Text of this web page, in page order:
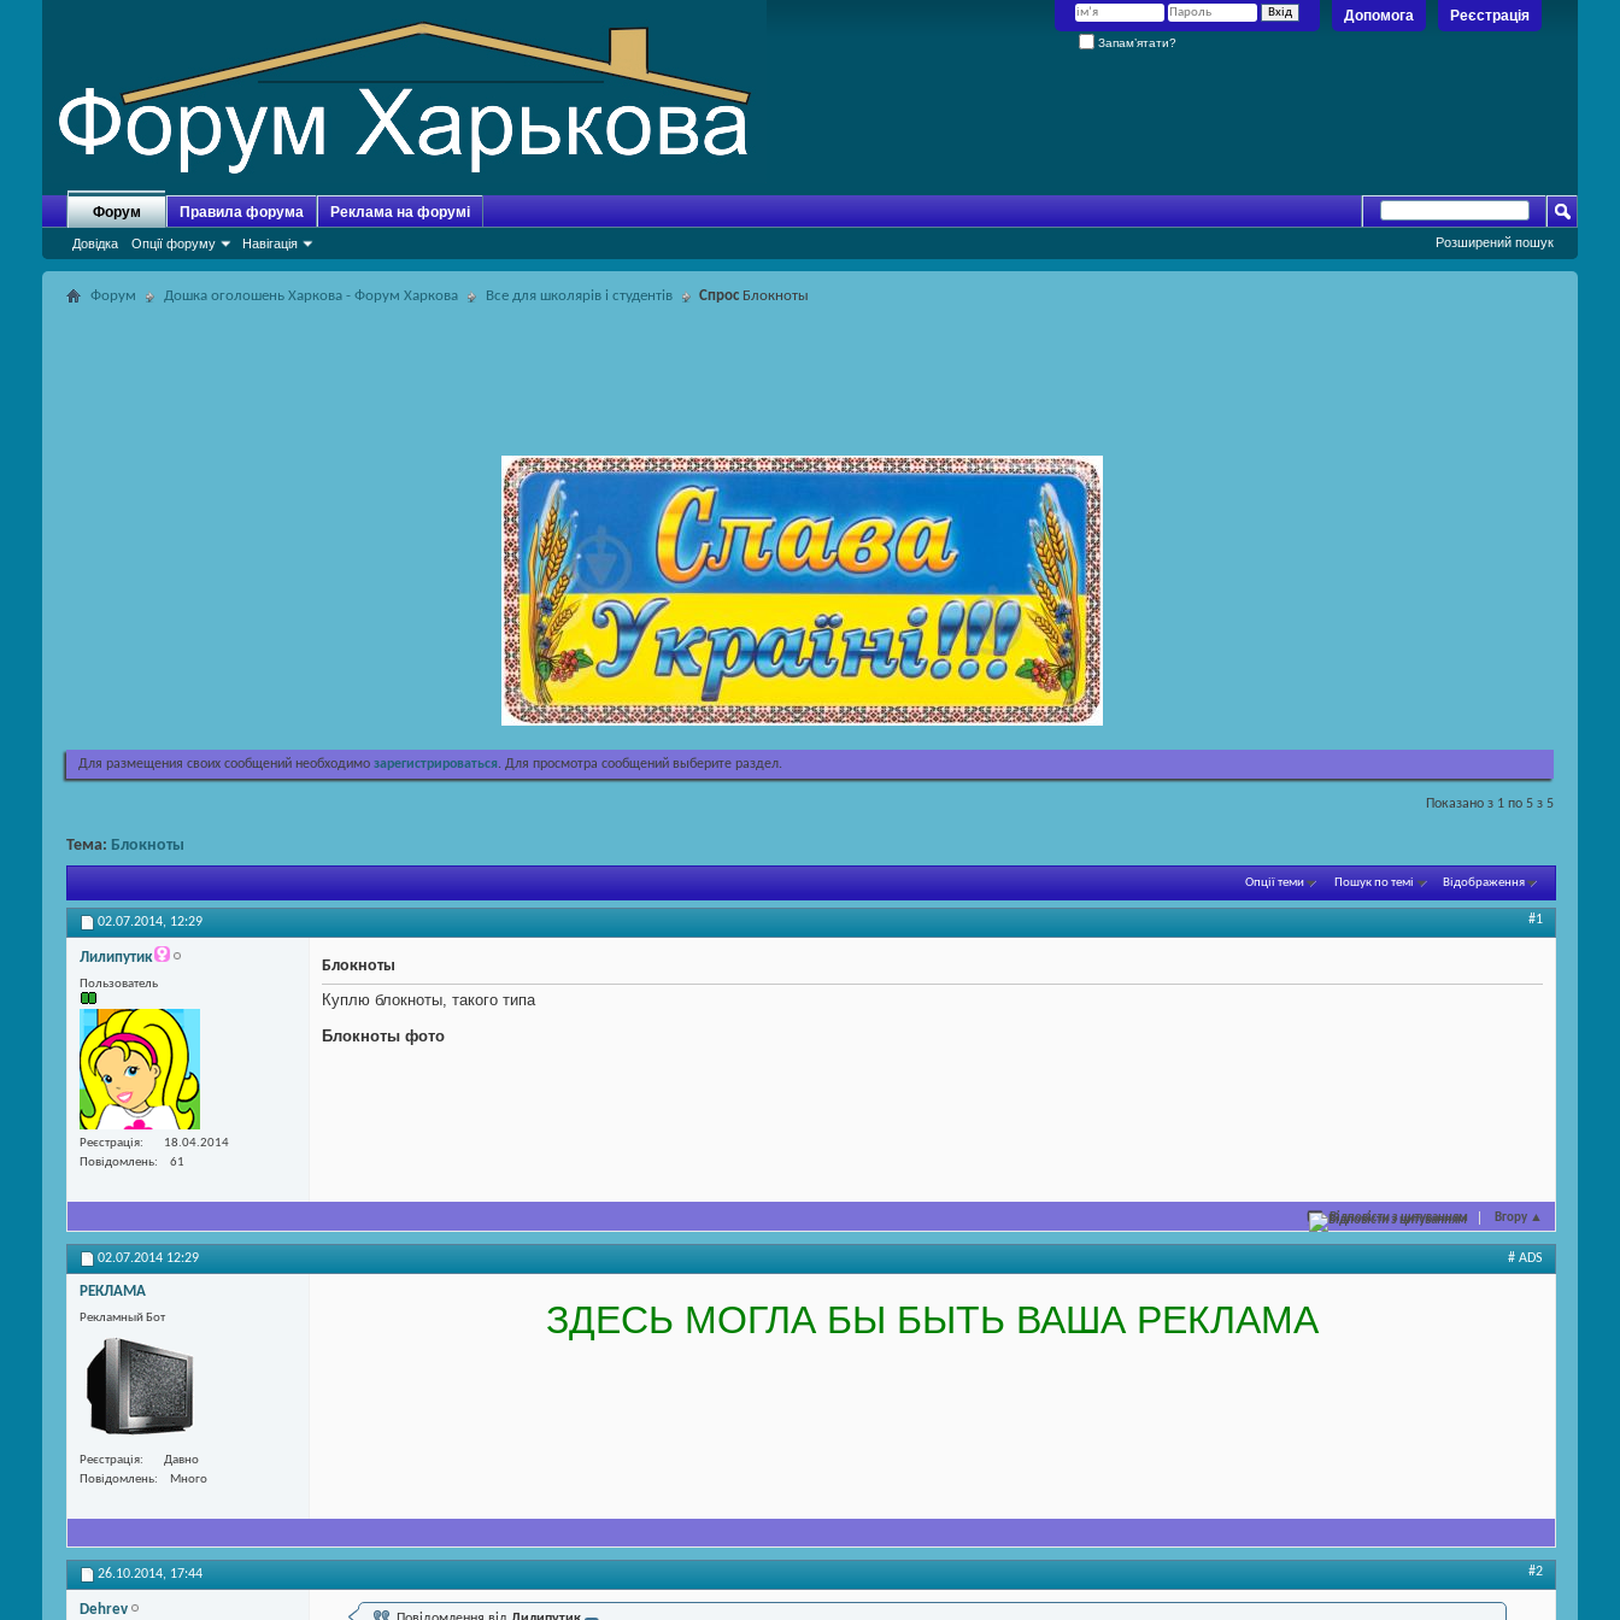
Реєстрація
Допомога
Запам’ятати?
Форум
Довідка Опції форуму Навігація
Правила форума Реклама на форумі
Розширений пошук
Форум Дошка оголошень Харкова - Форум Харкова Все для школярів і студентів Спрос Блокноты
Для размещения своих сообщений необходимо зарегистрироваться. Для просмотра сообщений выберите раздел.
Показано з 1 по 5 з 5
Тема: Блокноты
Опції теми Пошук по темі Відображення
02.07.2014, 12:29 #1
Лилипутик
Пользователь
Реєстрація
18.04.2014
Повідомлень
61
Блокноты
Куплю блокноты, такого типа
Блокноты фото
Відповісти з цитуванням Вгору ▲
02.07.2014 12:29 # ADS
РЕКЛАМА
Рекламный Бот
Реєстрація
Давно
Повідомлень
Много
ЗДЕСЬ МОГЛА БЫ БЫТЬ ВАША РЕКЛАМА
26.10.2014, 17:44 #2
Dehrev